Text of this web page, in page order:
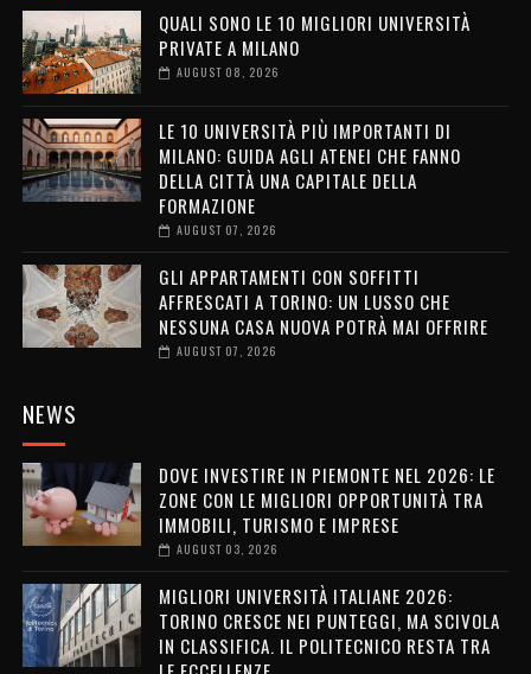
QUALI SONO LE 10 MIGLIORI UNIVERSITÀ
PRIVATE A MILANO
AUGUST 08, 2026
LE 10 UNIVERSITÀ PIÙ IMPORTANTI DI
MILANO: GUIDA AGLI ATENEI CHE FANNO
DELLA CITTÀ UNA CAPITALE DELLA
FORMAZIONE
AUGUST 07, 2026
GLI APPARTAMENTI CON SOFFITTI
AFFRESCATI A TORINO: UN LUSSO CHE
NESSUNA CASA NUOVA POTRÀ MAI OFFRIRE
AUGUST 07, 2026
NEWS
DOVE INVESTIRE IN PIEMONTE NEL 2026: LE
ZONE CON LE MIGLIORI OPPORTUNITÀ TRA
IMMOBILI, TURISMO E IMPRESE
AUGUST 03, 2026
MIGLIORI UNIVERSITÀ ITALIANE 2026:
TORINO CRESCE NEI PUNTEGGI, MA SCIVOLA
IN CLASSIFICA. IL POLITECNICO RESTA TRA